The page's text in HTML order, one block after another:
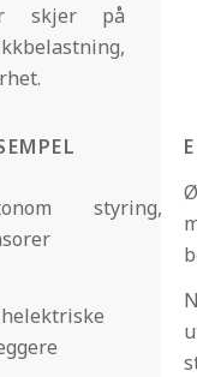
skjer på
styring,